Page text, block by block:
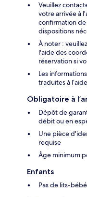
Veuillez
votre arrivée à
confirmation
dispositions
À noter :
l'aide des
réservation si
Les
traduites à
Obligatoire à
Dépôt de
débit ou en
Une pièce
requise
Âge minimum
Enfants
Pas de lits-bébé